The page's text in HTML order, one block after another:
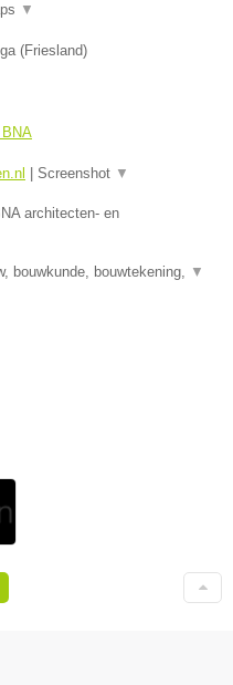
▼
(Friesland)
Screenshot ▼
architecten- en
bouwkunde, bouwtekening, ▼